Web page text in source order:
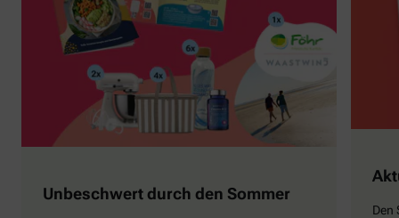
Unbeschwert durch den Sommer
Den